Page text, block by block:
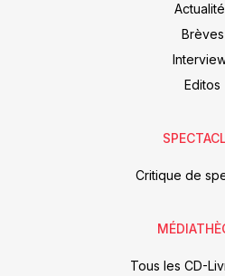
Brèves
Editos
Critique de
Tous les CD-